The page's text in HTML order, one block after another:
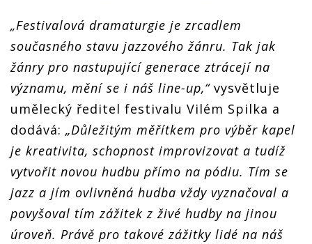
Hands
jazz a
elektroniku.
David Dorůžka
pokřtí
album s Piotr
Wyleżoł
Quartetem
Hands
kombinující
jazz a
elektroniku.
David Dorůžka
pokřtí
společné
album s Piotr
Wyleżoł
Quartetem
Hands
kombinující
jazz a
elektroniku.
David Dorůžka
pokřtí
společné
album s Piotr
Wyleżoł
Quartetem
„Festivalová dramaturgie je zrcadlem
současného stavu jazzového žánru. Tak jak
žánry pro nastupující generace ztrácejí na
významu, mění se i náš line-up,“vysvětluje
umělecký ředitel festivalu Vilém Spilka a
dodává: „Důležitým měřítkem pro výběr kapel
je kreativita, schopnost improvizovat a tudíž
vytvořit novou hudbu přímo na pódiu. Tím se
jazz a jím ovlivněná hudba vždy vyznačoval a
povyšoval tím zážitek z živé hudby na jinou
úroveň. Právě pro takové zážitky lidé na náš